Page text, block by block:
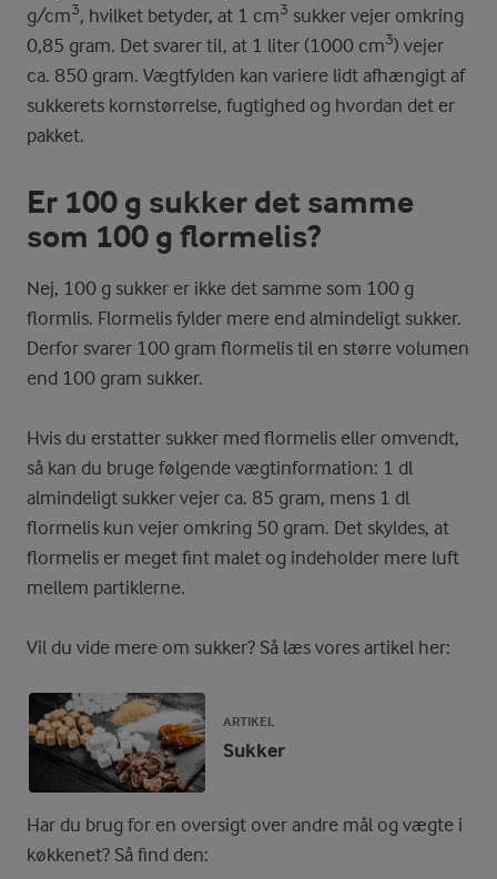
g/cm3, hvilket betyder, at 1 cm3 sukker vejer omkring
0,85 gram. Det svarer til, at 1 liter (1000 cm3) vejer
ca. 850 gram. Vægtfylden kan variere lidt afhængigt af
sukkerets kornstørrelse, fugtighed og hvordan det er
pakket.
Er 100 g sukker det samme
som 100 g flormelis?
Nej, 100 g sukker er ikke det samme som 100 g
flormlis. Flormelis fylder mere end almindeligt sukker.
Derfor svarer 100 gram flormelis til en større volumen
end 100 gram sukker.
Hvis du erstatter sukker med flormelis eller omvendt,
så kan du bruge følgende vægtinformation: 1 dl
almindeligt sukker vejer ca. 85 gram, mens 1 dl
flormelis kun vejer omkring 50 gram. Det skyldes, at
flormelis er meget fint malet og indeholder mere luft
mellem partiklerne.
Vil du vide mere om sukker? Så læs vores artikel her:
ARTIKEL
Sukker
Har du brug for en oversigt over andre mål og vægte i
køkkenet? Så find den: